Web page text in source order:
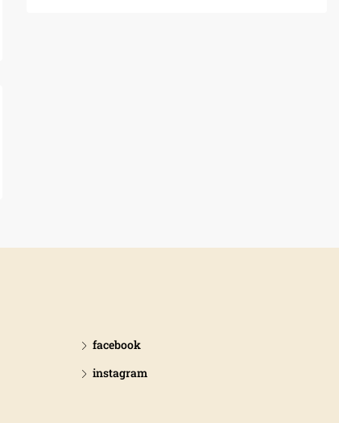
facebook
instagram